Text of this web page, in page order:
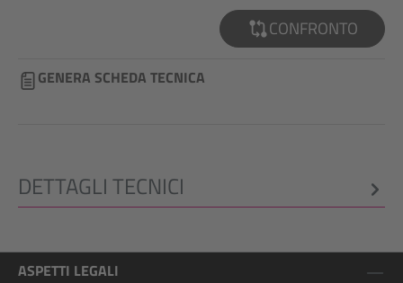
CONFRONTO
GENERA SCHEDA TECNICA
DETTAGLI TECNICI
ASPETTI LEGALI